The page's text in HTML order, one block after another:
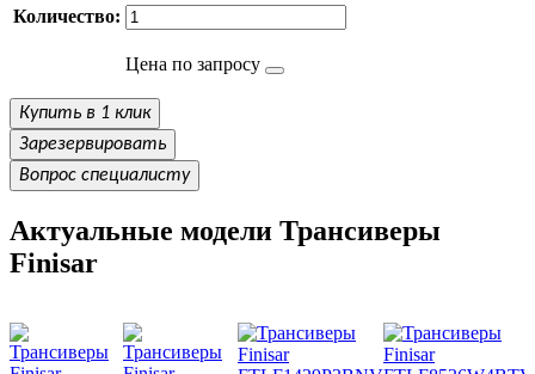
Количество:
Цена по запросу
Купить в 1 клик
Зарезервировать
Вопрос специалисту
Актуальные модели Трансиверы
Finisar